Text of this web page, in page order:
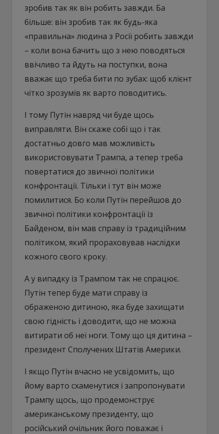
зробив так як він робить завжди. Ба
більше: він зробив так як будь-яка
«правильна» людина з Росії робить завжди
– коли вона бачить що з нею поводяться
ввічливо та йдуть на поступки, вона
вважає що треба бити по зубах: щоб клієнт
чітко зрозумів як варто поводитись.
І тому Путін навряд чи буде щось
виправляти. Він скаже собі що і так
достатньо довго мав можливість
використовувати Трампа, а тепер треба
повертатися до звичної політики
конфронтації. Тільки і тут він може
помилитися. Бо коли Путін перейшов до
звичної політики конфронтації із
Байденом, він мав справу із традиційним
політиком, який прораховував наслідки
кожного свого кроку.
А у випадку із Трампом так не спрацює.
Путін тепер буде мати справу із
ображеною дитиною, яка буде захищати
свою гідність і доводити, що не можна
витирати об неї ноги. Тому що ця дитина –
президент Сполучених Штатів Америки.
І якщо Путін вчасно не усвідомить, що
йому варто схаменутися і запропонувати
Трампу щось, що продемонструє
американському президенту, що
російський очільник його поважає і